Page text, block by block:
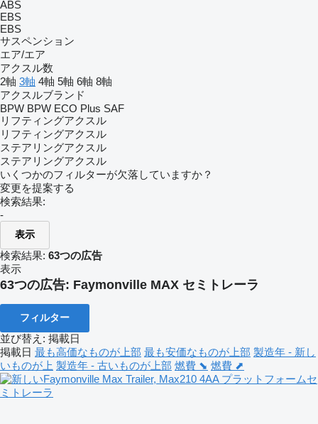
ABS
EBS
EBS
サスペンション
エア/エア
アクスル数
2軸 3軸 4軸 5軸 6軸 8軸
アクスルブランド
BPW BPW ECO Plus SAF
リフティングアクスル
リフティングアクスル
ステアリングアクスル
ステアリングアクスル
いくつかのフィルターが欠落していますか？
変更を提案する
検索結果:
-
表示
検索結果: 63つの広告
表示
63つの広告: Faymonville MAX セミトレーラ
フィルター
並び替え : 掲載日
掲載日 最も高価なものが上部 最も安価なものが上部 製造年 - 新し
いものが上 製造年 - 古いものが上部 燃費 ⬊ 燃費 ⬈